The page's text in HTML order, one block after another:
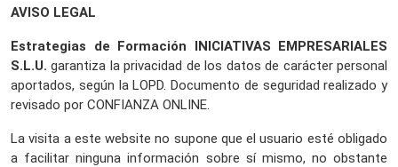
AVISO LEGAL
Estrategias de Formación INICIATIVAS EMPRESARIALES
S.L.U. garantiza la privacidad de los datos de carácter personal
aportados, según la LOPD. Documento de seguridad realizado y
revisado por CONFIANZA ONLINE.
La visita a este website no supone que el usuario esté obligado
a facilitar ninguna información sobre sí mismo, no obstante